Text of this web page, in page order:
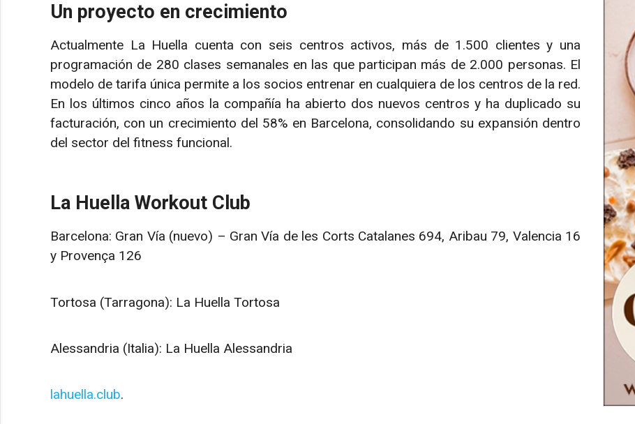
Un proyecto en crecimiento
Actualmente La Huella cuenta con seis centros activos, más de 1.500 clientes y una
programación de 280 clases semanales en las que participan más de 2.000 personas. El
modelo de tarifa única permite a los socios entrenar en cualquiera de los centros de la red.
En los últimos cinco años la compañía ha abierto dos nuevos centros y ha duplicado su
facturación, con un crecimiento del 58% en Barcelona, consolidando su expansión dentro
del sector del fitness funcional.
La Huella Workout Club
Barcelona: Gran Vía (nuevo) – Gran Vía de les Corts Catalanes 694, Aribau 79, Valencia 16
y Provença 126
Tortosa (Tarragona): La Huella Tortosa
Alessandria (Italia): La Huella Alessandria
lahuella.club.